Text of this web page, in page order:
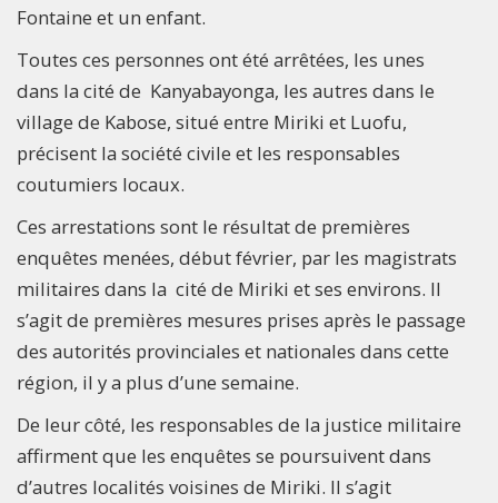
Fontaine et un enfant.
Toutes ces personnes ont été arrêtées, les unes
dans la cité de Kanyabayonga, les autres dans le
village de Kabose, situé entre Miriki et Luofu,
précisent la société civile et les responsables
coutumiers locaux.
Ces arrestations sont le résultat de premières
enquêtes menées, début février, par les magistrats
militaires dans la cité de Miriki et ses environs. Il
s’agit de premières mesures prises après le passage
des autorités provinciales et nationales dans cette
région, il y a plus d’une semaine.
De leur côté, les responsables de la justice militaire
affirment que les enquêtes se poursuivent dans
d’autres localités voisines de Miriki. Il s’agit